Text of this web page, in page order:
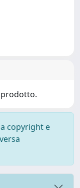
prodotto.
copyright e